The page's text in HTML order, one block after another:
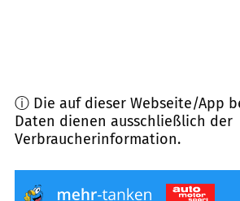
ⓘ Die auf dieser Webseite/App
Daten dienen ausschließlich der
Verbraucherinformation.